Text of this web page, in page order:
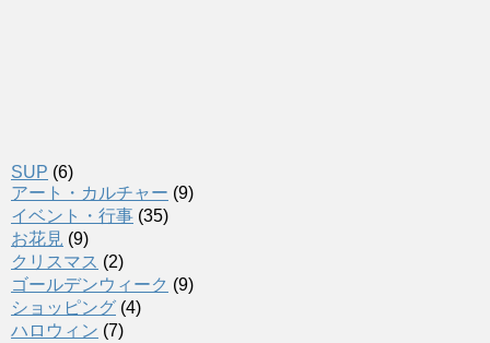
SUP (6)
アート・カルチャー (9)
イベント・行事 (35)
お花見 (9)
クリスマス (2)
ゴールデンウィーク (9)
ショッピング (4)
ハロウィン (7)